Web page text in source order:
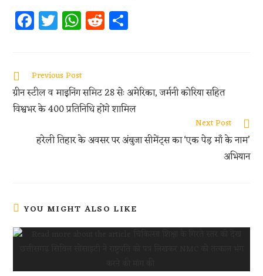
Fa
ce
oo
k
T
w
er
W
h
s
A
p
p
R
e
t
Previous Post
ग्रीन स्टील व माइनिंग समिट 28 सेः अमेरिका, जर्मनी कोरिया सहित
विश्वभर के 400 प्रतिनिधि होंगे शामिल
Next Post
हरेली तिहार के अवसर पर अंबुजा सीमेंट्स का ‘एक पेड़ माँ के नाम’
अभियान
YOU MIGHT ALSO LIKE